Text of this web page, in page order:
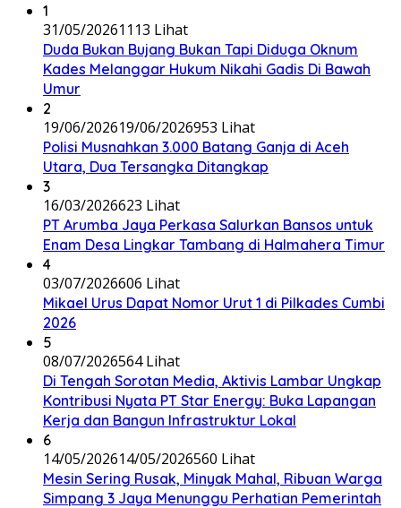
1
31/05/20261113 Lihat
Duda Bukan Bujang Bukan Tapi Diduga Oknum
Kades Melanggar Hukum Nikahi Gadis Di Bawah
Umur
2
19/06/202619/06/2026953 Lihat
Polisi Musnahkan 3.000 Batang Ganja di Aceh
Utara, Dua Tersangka Ditangkap
3
16/03/2026623 Lihat
PT Arumba Jaya Perkasa Salurkan Bansos untuk
Enam Desa Lingkar Tambang di Halmahera Timur
4
03/07/2026606 Lihat
Mikael Urus Dapat Nomor Urut 1 di Pilkades Cumbi
2026
5
08/07/2026564 Lihat
Di Tengah Sorotan Media, Aktivis Lambar Ungkap
Kontribusi Nyata PT Star Energy: Buka Lapangan
Kerja dan Bangun Infrastruktur Lokal
6
14/05/202614/05/2026560 Lihat
Mesin Sering Rusak, Minyak Mahal, Ribuan Warga
Simpang 3 Jaya Menunggu Perhatian Pemerintah